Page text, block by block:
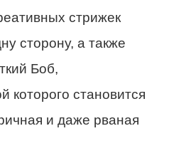
стрижек
сторону, а также
Боб,
которого становится
и даже рваная